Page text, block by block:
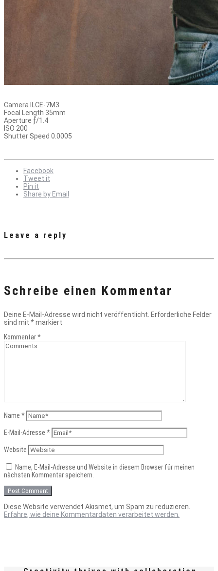
Camera ILCE-7M3
Focal Length 35mm
Aperture ƒ/1.4
ISO 200
Shutter Speed 0.0005
Facebook
Tweet it
Pin it
Share by Email
Leave a reply
Schreibe einen Kommentar
Deine E-Mail-Adresse wird nicht veröffentlicht. Erforderliche Felder
sind mit *markiert
Kommentar*
Name *
E-Mail-Adresse *
Website
Name, E-Mail-Adresse und Website in diesem Browser für meinen
nächsten Kommentar speichern.
Diese Website verwendet Akismet, um Spam zu reduzieren.
Erfahre, wie deine Kommentardaten verarbeitet werden.